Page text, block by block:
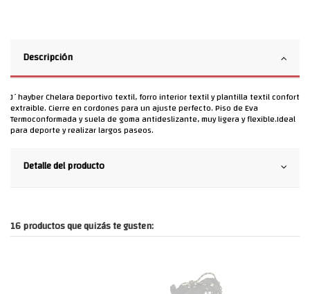
Descripción
J´hayber Chelara Deportivo textil, forro interior textil y plantilla textil confort
extraible. Cierre en cordones para un ajuste perfecto. Piso de Eva
Termoconformada y suela de goma antideslizante, muy ligera y flexible.Ideal
para deporte y realizar largos paseos.
Detalle del producto
16 productos que quizás te gusten: